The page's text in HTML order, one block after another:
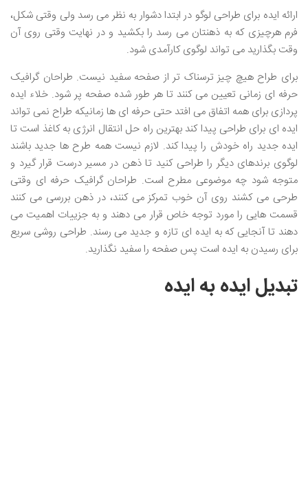
ارائه ایده برای طراحی لوگو در ابتدا دشوار به نظر می رسد ولی وقتی شکل،
فرم هرچیزی که به ذهنتان می رسد را بکشید و در نهایت وقتی روی آن
وقت بگذارید می تواند لوگوی کارآمدی شود.
برای طراح هیچ چیز ترسناک تر از صفحه سفید نیست. طراحان گرافیک
حرفه ای زمانی تعیین می کنند تا هر طور شده صفحه پر شود. خلاء ایده
پردازی برای همه اتفاق می افتد حتی حرفه ای ها زمانیکه طراح نمی تواند
ایده ای برای طراحی پیدا کند بهترین راه حل انتقال انرژی به کاغذ است تا
ایده جدید راه خودش را پیدا کند. لازم نیست همه طرح ها جدید باشند
لوگوی برندهای دیگر را طراحی کنید تا ذهن در مسیر درست قرار گیرد و
متوجه شود چه موضوعی مطرح است. طراحان گرافیک حرفه ای وقتی
طرحی می کشند روی آن خوب تمرکز می کنند، در ذهن بررسی می کنند
قسمت هایی را مورد توجه خاص قرار می دهند و به جزییات اهمیت می
دهند تا آنجایی که به ایده ای تازه و جدید می رسند. طراحی روشی سریع
برای رسیدن به ایده است پس صفحه را سفید نگذارید.
تبدیل ایده به ایده